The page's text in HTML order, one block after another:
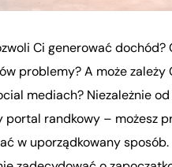
Ci generować
problemy? A może
mediach? Niezależnie
randkowy – możesz
w uporządkowany